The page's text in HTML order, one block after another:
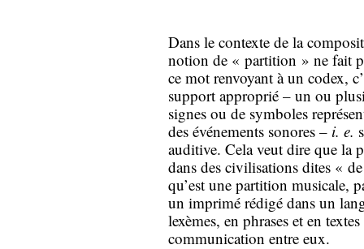
Dans le contexte de la
notion de « partition » ne fait
ce mot renvoyant à un codex,
support approprié – un ou
signes ou de symboles
des événements sonores – i. e.
auditive. Cela veut dire que la
dans des civilisations dites «
qu’est une partition musicale,
un imprimé rédigé dans un
lexèmes, en phrases et en
communication entre eux.